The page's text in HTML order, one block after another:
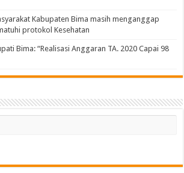
Kabupaten Bima masih menganggap
protokol Kesehatan
Bima: “Realisasi Anggaran TA. 2020 Capai 98